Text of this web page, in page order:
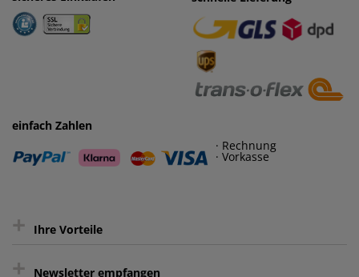
· Rechnung
· Vorkasse
einfach Zahlen
· Rechnung
· Vorkasse
+ Ihre Vorteile
+ Newsletter empfangen